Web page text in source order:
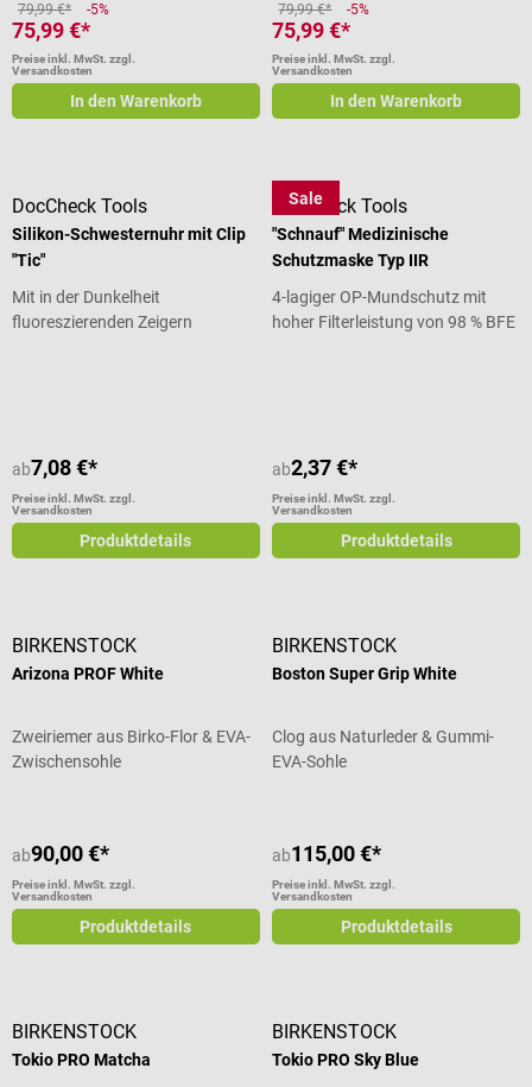
79,99 €* -5%
75,99 €*
Preise inkl. MwSt. zzgl.
Versandkosten
In den Warenkorb
79,99 €* -5%
75,99 €*
Preise inkl. MwSt. zzgl.
Versandkosten
In den Warenkorb
DocCheck Tools
Silikon-Schwesternuhr mit Clip
"Tic"
Mit in der Dunkelheit
fluoreszierenden Zeigern
ab7,08 €*
Preise inkl. MwSt. zzgl.
Versandkosten
Produktdetails
Sale
DocCheck Tools
"Schnauf" Medizinische
Schutzmaske Typ IIR
4-lagiger OP-Mundschutz mit
hoher Filterleistung von 98 % BFE
ab2,37 €*
Preise inkl. MwSt. zzgl.
Versandkosten
Produktdetails
BIRKENSTOCK
Arizona PROF White
Zweiriemer aus Birko-Flor & EVA-
Zwischensohle
ab90,00 €*
Preise inkl. MwSt. zzgl.
Versandkosten
Produktdetails
BIRKENSTOCK
Boston Super Grip White
Clog aus Naturleder & Gummi-
EVA-Sohle
ab115,00 €*
Preise inkl. MwSt. zzgl.
Versandkosten
Produktdetails
BIRKENSTOCK
Tokio PRO Matcha
BIRKENSTOCK
Tokio PRO Sky Blue